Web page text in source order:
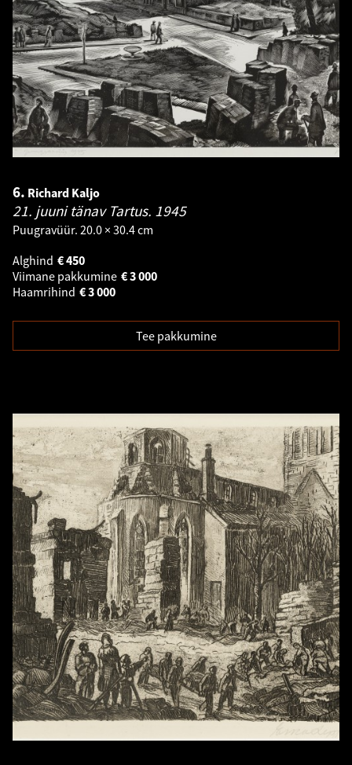
6. Richard Kaljo
21. juuni tänav Tartus. 1945
Puugravüür. 20.0 × 30.4 cm
Alghind
450
€
Viimane pakkumine
3 000
€
Haamrihind
3 000
€
Tee pakkumine